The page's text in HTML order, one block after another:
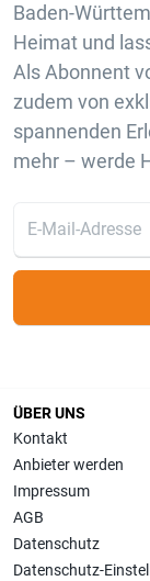
Baden-
Heimat und
Als Abonnent
zudem von
spannenden
mehr – werde
ÜBER UNS
Kontakt
Anbieter werden
Impressum
AGB
Datenschutz
Datenschutz-